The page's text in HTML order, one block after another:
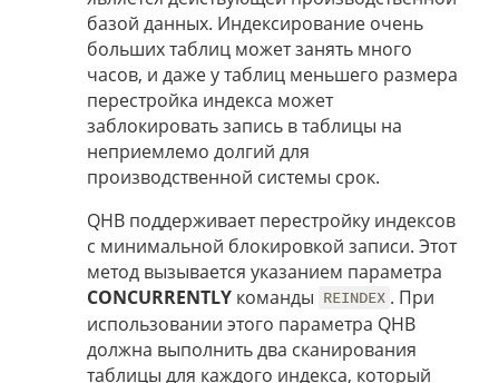
базой данных. Индексирование очень
больших таблиц может занять много
часов, и даже у таблиц меньшего размера
перестройка индекса может
заблокировать запись в таблицы на
неприемлемо долгий для
производственной системы срок.
QHB поддерживает перестройку индексов
с минимальной блокировкой записи. Этот
метод вызывается указанием параметра
CONCURRENTLY команды REINDEX . При
использовании этого параметра QHB
должна выполнить два сканирования
таблицы для каждого индекса, который